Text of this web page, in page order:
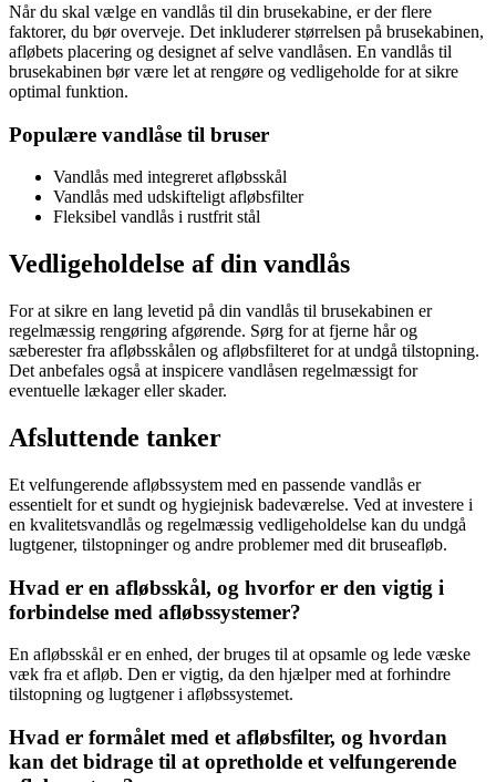
Når du skal vælge en vandlås til din brusekabine, er der flere
faktorer, du bør overveje. Det inkluderer størrelsen på brusekabinen,
afløbets placering og designet af selve vandlåsen. En vandlås til
brusekabinen bør være let at rengøre og vedligeholde for at sikre
optimal funktion.
Populære vandlåse til bruser
Vandlås med integreret afløbsskål
Vandlås med udskifteligt afløbsfilter
Fleksibel vandlås i rustfrit stål
Vedligeholdelse af din vandlås
For at sikre en lang levetid på din vandlås til brusekabinen er
regelmæssig rengøring afgørende. Sørg for at fjerne hår og
sæberester fra afløbsskålen og afløbsfilteret for at undgå tilstopning.
Det anbefales også at inspicere vandlåsen regelmæssigt for
eventuelle lækager eller skader.
Afsluttende tanker
Et velfungerende afløbssystem med en passende vandlås er
essentielt for et sundt og hygiejnisk badeværelse. Ved at investere i
en kvalitetsvandlås og regelmæssig vedligeholdelse kan du undgå
lugtgener, tilstopninger og andre problemer med dit bruseafløb.
Hvad er en afløbsskål, og hvorfor er den vigtig i
forbindelse med afløbssystemer?
En afløbsskål er en enhed, der bruges til at opsamle og lede væske
væk fra et afløb. Den er vigtig, da den hjælper med at forhindre
tilstopning og lugtgener i afløbssystemet.
Hvad er formålet med et afløbsfilter, og hvordan
kan det bidrage til at opretholde et velfungerende